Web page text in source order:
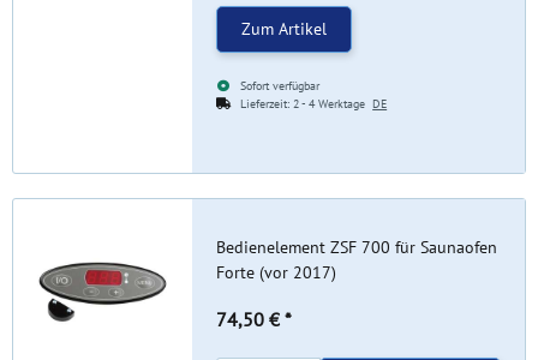
Zum Artikel
Sofort verfügbar
Lieferzeit:2 - 4 WerktageDE
Bedienelement ZSF 700 für Saunaofen
Forte (vor 2017)
74,50 € *